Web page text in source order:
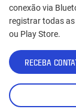
conexão via
registrar todas
ou Play Store.
RECEBA